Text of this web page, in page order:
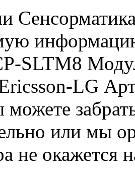
SLTM8
LG
или мы
не окажется